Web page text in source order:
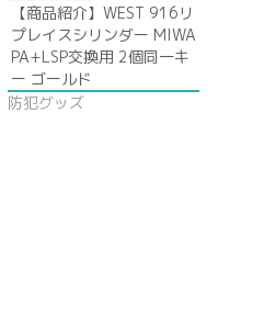
【商品紹介】WEST 916リ
プレイスシリンダー MIWA
PA+LSP交換用 2個同一キ
ー ゴールド
防犯グッズ